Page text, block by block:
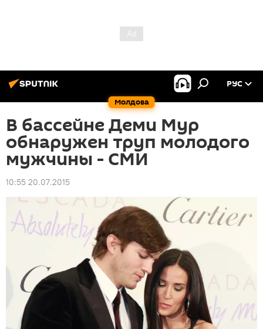
Молдова
РУС
В бассейне Деми Мур
обнаружен труп молодого
мужчины - СМИ
10:55 20.07.2015